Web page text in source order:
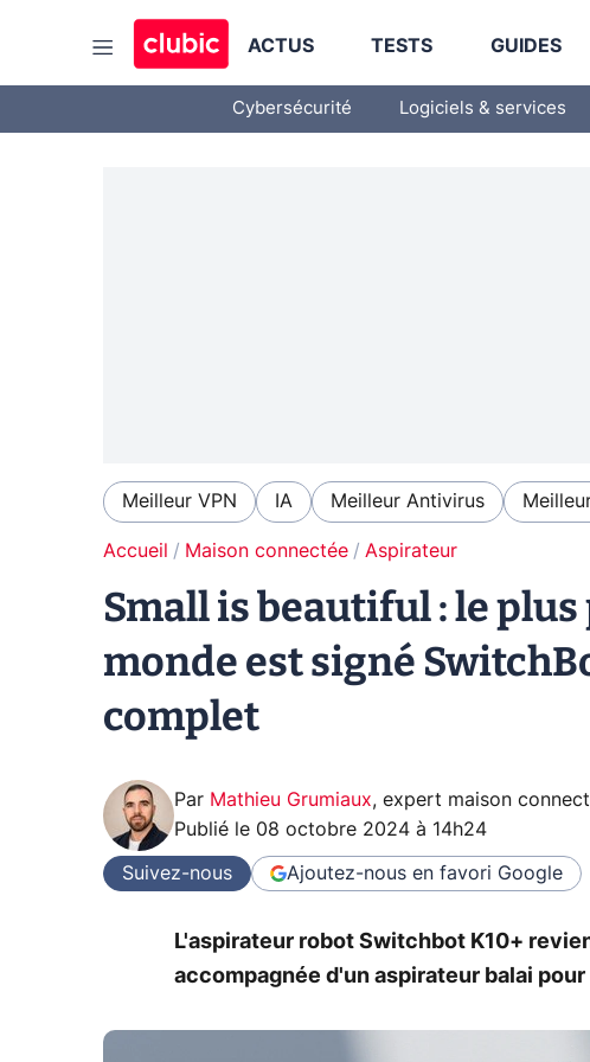
ACTUS TESTS GUIDES
Cybersécurité Logiciels & services
Meilleur VPN IA Meilleur Antivirus
Accueil Maison connectée Aspirateur
Small is beautiful : le
monde est signé
complet
Par Mathieu Grumiaux, expert maison
Publié le 08 octobre 2024 à 14h24
Suivez-nous Ajoutez-nous en favori Google
L'aspirateur robot Switchbot K10+
accompagnée d'un aspirateur balai